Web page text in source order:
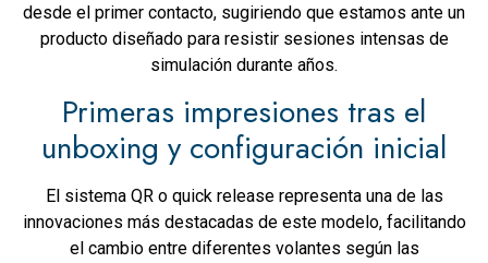
desde el primer contacto, sugiriendo que estamos ante un
producto diseñado para resistir sesiones intensas de
simulación durante años.
Primeras impresiones tras el
unboxing y configuración inicial
El sistema QR o quick release representa una de las
innovaciones más destacadas de este modelo, facilitando
el cambio entre diferentes volantes según las